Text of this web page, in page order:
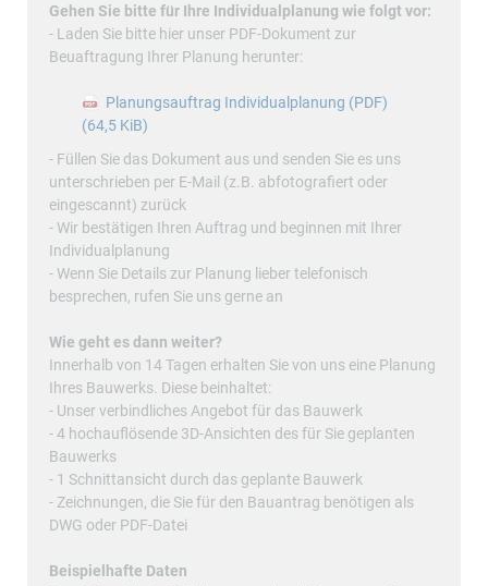
Gehen Sie bitte für Ihre Individualplanung wie folgt vor:
- Laden Sie bitte hier unser PDF-Dokument zur
Beuaftragung Ihrer Planung herunter:
Planungsauftrag Individualplanung (PDF)
(64,5 KiB)
- Füllen Sie das Dokument aus und senden Sie es uns
unterschrieben per E-Mail (z.B. abfotografiert oder
eingescannt) zurück
- Wir bestätigen Ihren Auftrag und beginnen mit Ihrer
Individualplanung
- Wenn Sie Details zur Planung lieber telefonisch
besprechen, rufen Sie uns gerne an
Wie geht es dann weiter?
Innerhalb von 14 Tagen erhalten Sie von uns eine Planung
Ihres Bauwerks. Diese beinhaltet:
- Unser verbindliches Angebot für das Bauwerk
- 4 hochauflösende 3D-Ansichten des für Sie geplanten
Bauwerks
- 1 Schnittansicht durch das geplante Bauwerk
- Zeichnungen, die Sie für den Bauantrag benötigen als
DWG oder PDF-Datei
Beispielhafte Daten